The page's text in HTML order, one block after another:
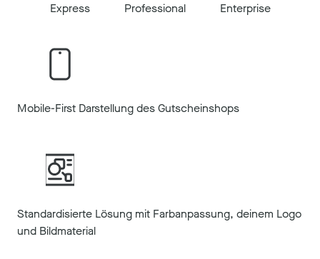
Express Professional Enterprise
Mobile-First Darstellung des Gutscheinshops
Standardisierte Lösung mit Farbanpassung, deinem Logo
und Bildmaterial